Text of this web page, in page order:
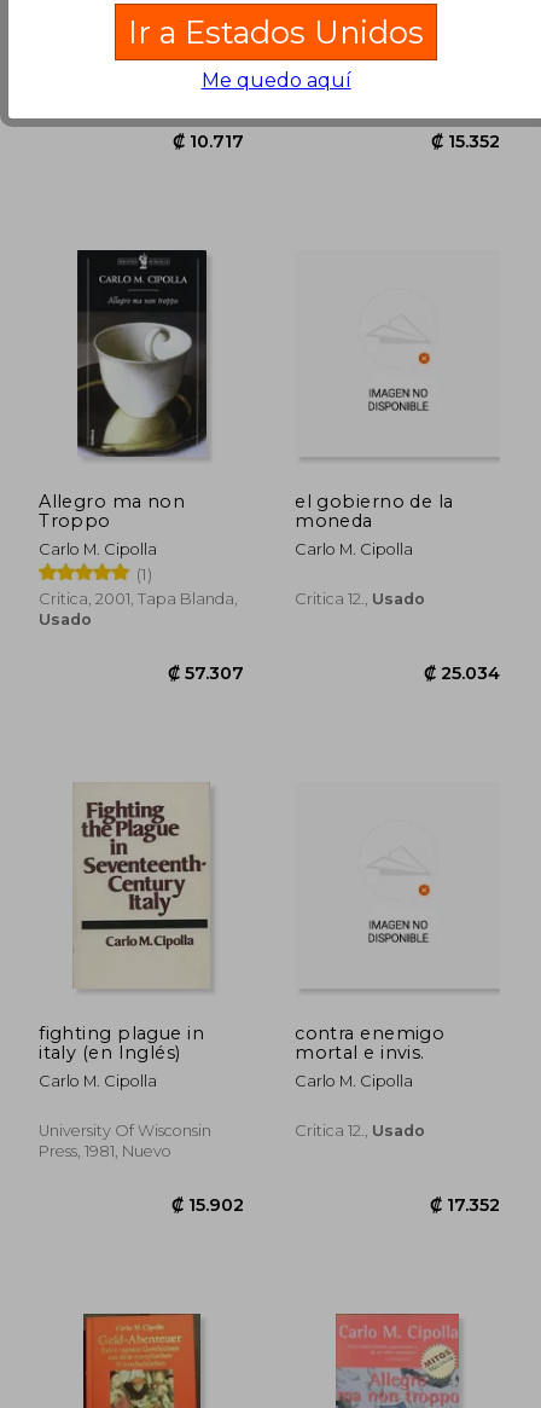
fundamentales de la
estupidez humana
Carlo M. Cipolla;María Pons
Booket, 2026, Tapa
₡ 10.717
Carlo M. Cipolla
Critica, 1991, Tapa Blanda,
Usado
Allegro ma non
Troppo
Carlo M. Cipolla
(1)
Critica, 2001, Tapa Blanda,
Usado
el gobierno de la
moneda
Carlo M. Cipolla
Critica 12., Usado
fighting plague in
italy (en Inglés)
Carlo M. Cipolla
University Of Wisconsin
Press, 1981, Nuevo
contra enemigo
mortal e invis.
Carlo M. Cipolla
Critica 12., Usado
Ir a Estados Unidos
Me quedo aquí